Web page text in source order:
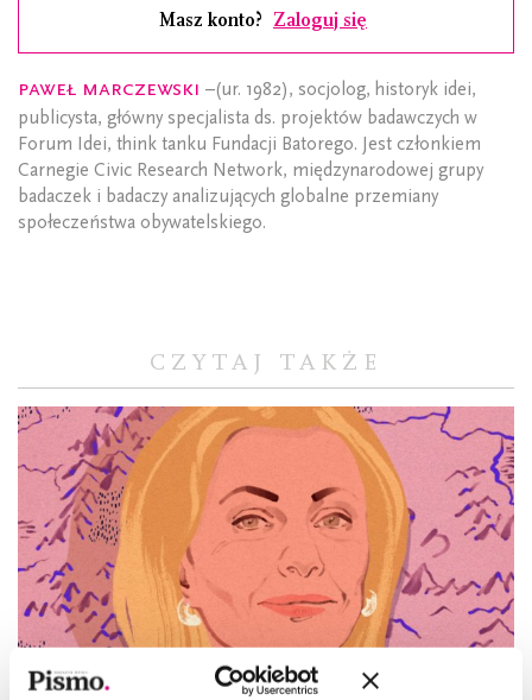
Masz konto? Zaloguj się
Paweł Marczewski –(ur. 1982), socjolog, historyk idei,
publicysta, główny specjalista ds. projektów badawczych w
Forum Idei, think tanku Fundacji Batorego. Jest członkiem
Carnegie Civic Research Network, międzynarodowej grupy
badaczek i badaczy analizujących globalne przemiany
społeczeństwa obywatelskiego.
CZYTAJ TAKŻE